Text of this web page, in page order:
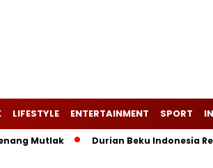
LIFESTYLE ENTERTAINMENT SPORT
Durian Beku Indonesia Resmi